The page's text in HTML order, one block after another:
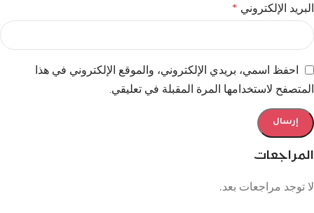
المراجعات
لا توجد مراجعات بعد.
البريد الإلكتروني *
احفظ اسمي، بريدي الإلكتروني، والموقع الإلكتروني في هذا
المتصفح لاستخدامها المرة المقبلة في تعليقي.